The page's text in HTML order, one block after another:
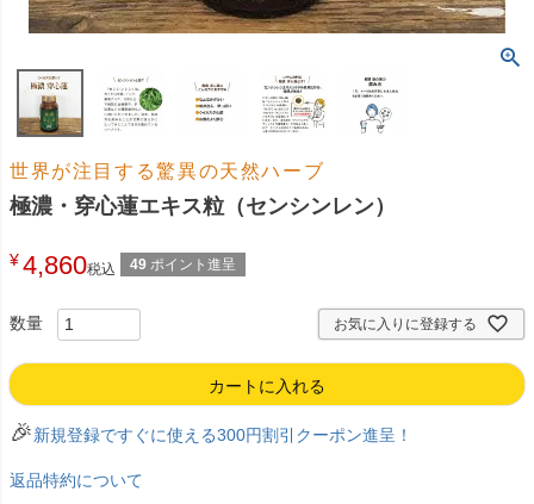
世界が注目する驚異の天然ハーブ
極濃・穿心蓮エキス粒（センシンレン）
¥4,860税込 49 ポイント進呈
お気に入りに登録する
カートに入れる
🎉新規登録ですぐに使える300円割引クーポン進呈！
返品特約について